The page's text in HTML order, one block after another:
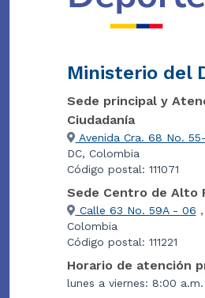
Ministerio del
Sede principal y
Ciudadanía
Avenida Cra. 68 No.
DC, Colombia
Código postal: 111071
Sede Centro de Alto
Calle 63 No. 59A - 06
Colombia
Código postal: 111221
Horario de atención
lunes a viernes: 8:00